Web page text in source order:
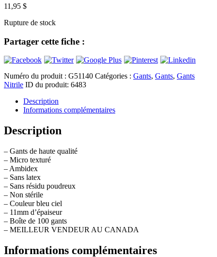
11,95 $
Rupture de stock
Partager cette fiche :
Numéro du produit : G51140 Catégories : Gants, Gants, Gants
Nitrile ID du produit: 6483
Description
Informations complémentaires
Description
– Gants de haute qualité
– Micro texturé
– Ambidex
– Sans latex
– Sans résidu poudreux
– Non stérile
– Couleur bleu ciel
– 11mm d’épaiseur
– Boîte de 100 gants
– MEILLEUR VENDEUR AU CANADA
Informations complémentaires